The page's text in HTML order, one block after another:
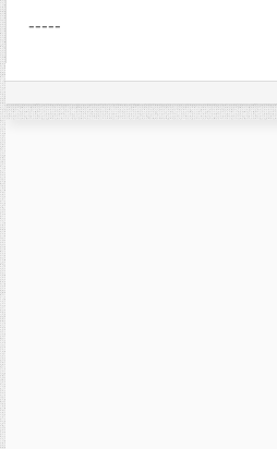
-----